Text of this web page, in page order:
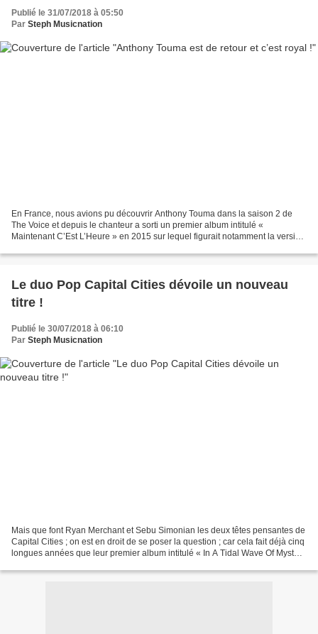
Publié le 31/07/2018 à 05:50
Par Steph Musicnation
En France, nous avions pu découvrir Anthony Touma dans la saison 2 de
The Voice et depuis le chanteur a sorti un premier album intitulé «
Maintenant C’Est L’Heure » en 2015 sur lequel figurait notamment la version
Le duo Pop Capital Cities dévoile un nouveau
titre !
Publié le 30/07/2018 à 06:10
Par Steph Musicnation
Mais que font Ryan Merchant et Sebu Simonian les deux têtes pensantes de
Capital Cities ; on est en droit de se poser la question ; car cela fait déjà cinq
longues années que leur premier album intitulé « In A Tidal Wave Of Mystery